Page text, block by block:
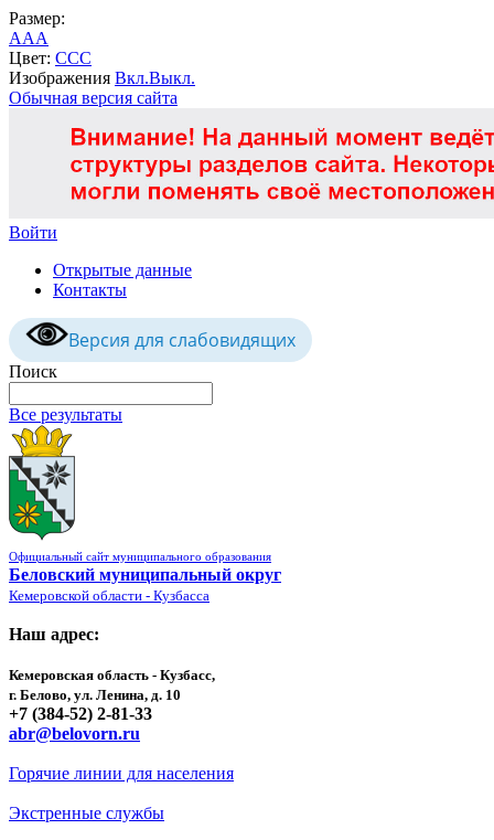
Размер:
AAA
Цвет: CCC
Изображения Вкл.Выкл.
Обычная версия сайта
Войти
Открытые данные
Контакты
Версия для слабовидящих
Поиск
Все результаты
Официальный сайт муниципального образования
Беловский муниципальный округ
Кемеровской области - Кузбасса
Наш адрес:
Кемеровская область - Кузбасс,
г. Белово, ул. Ленина, д. 10
+7 (384-52) 2-81-33
abr@belovorn.ru
Горячие линии для населения
Экстренные службы